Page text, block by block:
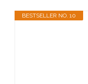
BESTSELLER NO. 10